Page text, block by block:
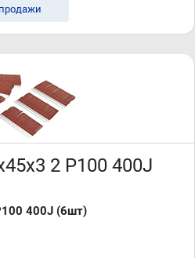
продажи
2 P100 400J
400J (6шт)